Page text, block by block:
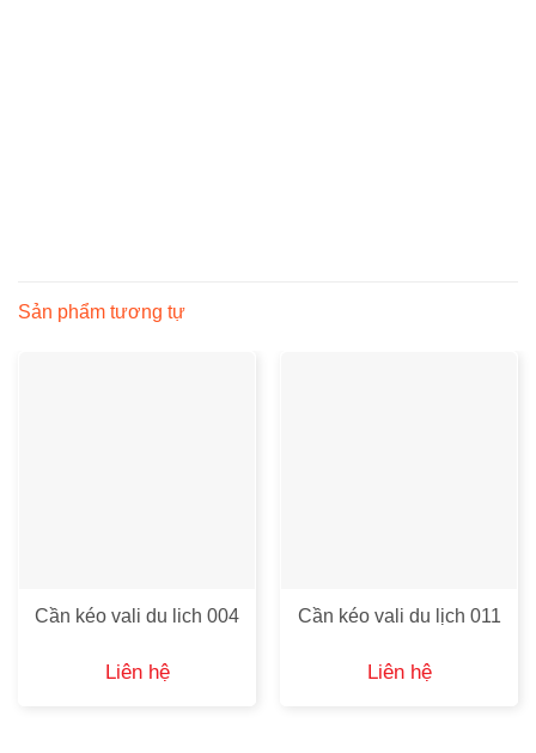
Sản phẩm tương tự
Cần kéo vali du lich 004
Liên hệ
Cần kéo vali du lịch 011
Liên hệ